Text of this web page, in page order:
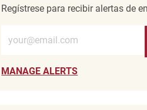
Regístrese para recibir alertas de
Introduzca la dirección de correo
MANAGE ALERTS